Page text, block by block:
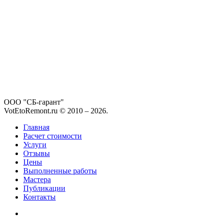
ООО "СБ-гарант"
VotEtoRemont.ru © 2010 – 2026.
Главная
Расчет стоимости
Услуги
Отзывы
Цены
Выполненные работы
Мастера
Публикации
Контакты